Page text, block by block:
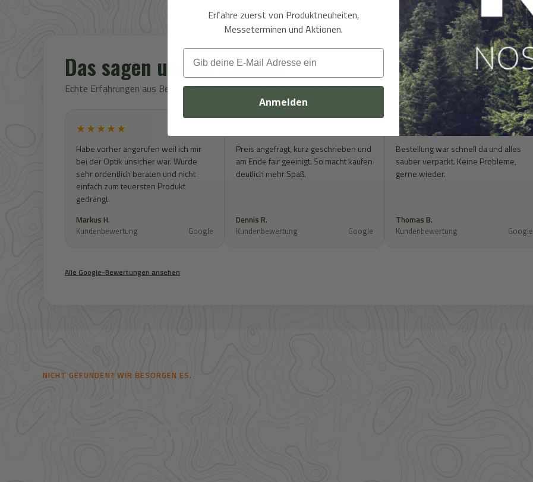
Das sagen unsere Kunden
Echte Erfahrungen aus Beratung, Service und Sortiment. Wir sagen HERZLICHEN DANK!
★★★★★
Habe vorher angerufen weil ich mir
bei der Optik unsicher war. Wurde
sehr ordentlich beraten und nicht
einfach zum teuersten Produkt
gedrängt.
Markus H.
Kundenbewertung
Google
Preis angefragt, kurz geschrieben und
am Ende fair geeinigt. So macht kaufen
deutlich mehr Spaß.
Dennis R.
Kundenbewertung
Google
★★★★★
Bestellung war schnell da und alles
sauber verpackt. Keine Probleme,
gerne wieder.
Thomas B.
Kundenbewertung
Google
Alle Google-Bewertungen ansehen
NICHT GEFUNDEN? WIR BESORGEN ES.
Erfahre zuerst von Produktneuheiten,
Messeterminen und Aktionen.
Email
Anmelden